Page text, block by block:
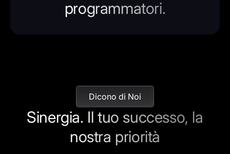
programmatori.
Dicono di Noi
Sinergia. Il tuo successo, la
nostra priorità